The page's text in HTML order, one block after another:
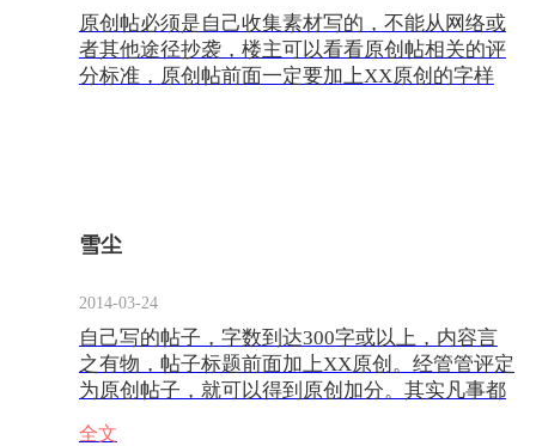
原创帖必须是自己收集素材写的，不能从网络或
者其他途径抄袭，楼主可以看看原创帖相关的评
分标准，原创帖前面一定要加上XX原创的字样
雪尘
2014-03-24
自己写的帖子，字数到达300字或以上，内容言
之有物，帖子标题前面加上XX原创。经管管评定
为原创帖子，就可以得到原创加分。其实凡事都
全文